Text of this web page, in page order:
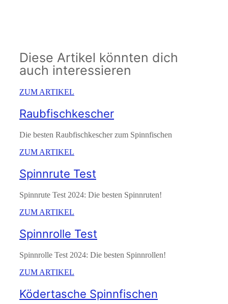
Diese Artikel könnten dich
auch interessieren
ZUM ARTIKEL
Raubfischkescher
Die besten Raubfischkescher zum Spinnfischen
ZUM ARTIKEL
Spinnrute Test
Spinnrute Test 2024: Die besten Spinnruten!
ZUM ARTIKEL
Spinnrolle Test
Spinnrolle Test 2024: Die besten Spinnrollen!
ZUM ARTIKEL
Ködertasche Spinnfischen